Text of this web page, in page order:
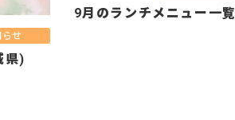
せ
県)
9月のランチメニュー一覧